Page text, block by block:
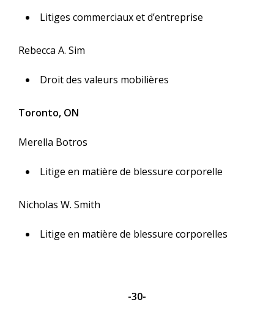
Litiges commerciaux et d’entreprise
Rebecca A. Sim
Droit des valeurs mobilières
Toronto, ON
Merella Botros
Litige en matière de blessure corporelle
Nicholas W. Smith
Litige en matière de blessure corporelles
-30-